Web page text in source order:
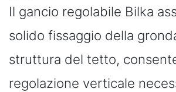
Il gancio regolabile Bilka
solido fissaggio della
struttura del tetto,
regolazione verticale